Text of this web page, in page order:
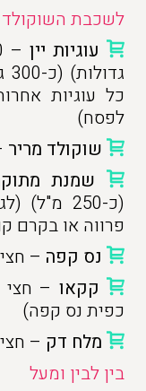
לשכבת השוקולד
עוגיות יין
כל עוגיות
לפסח)
שוקולד מריר –
שמנת
(כ-250
פרווה או בקרם
נס קפה –
קקאו –
כפית נס קפה)
מלח דק –
בין לבין ומעל